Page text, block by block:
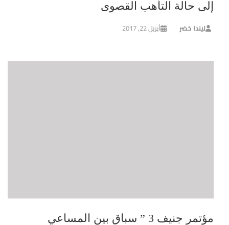
إلى حالة التأهب القصوى
ليندا خضر أبريل 22, 2017
مؤتمر جنيف 3 ” سباق بين المساعي